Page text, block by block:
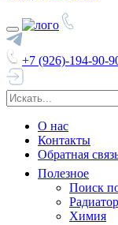
+7 (926)-194-90-
О нас
Контакты
Обратная
Полезное
Поиск
Химия